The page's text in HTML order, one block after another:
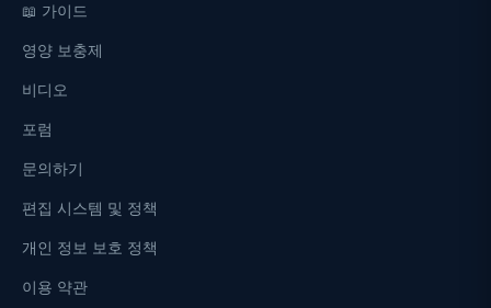
📖 가이드
영양 보충제
비디오
포럼
문의하기
편집 시스템 및 정책
개인 정보 보호 정책
이용 약관